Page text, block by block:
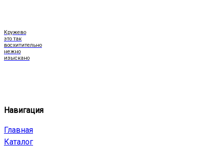
Kружево
это так
восхитительно
нежно
изыскано
Навигация
Главная
Каталог